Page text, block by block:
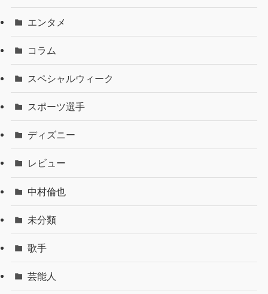
エンタメ
コラム
スペシャルウィーク
スポーツ選手
ディズニー
レビュー
中村倫也
未分類
歌手
芸能人